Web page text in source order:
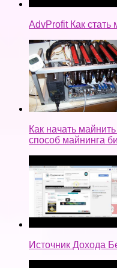
AdvProfit Как
Как начать
способ майнинга
Источник Дохода